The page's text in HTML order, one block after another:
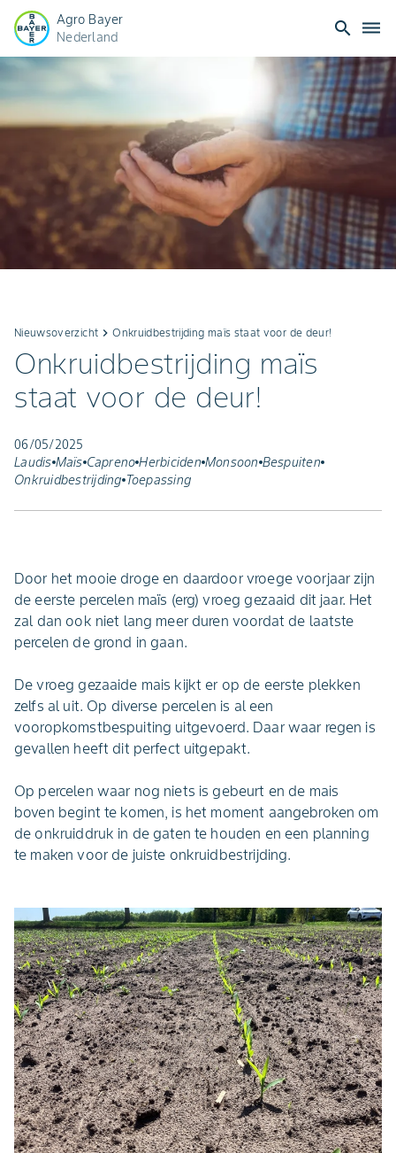
Agro Bayer
Nederland
search dehaze
Nieuwsoverzicht keyboard_arrow_rightOnkruidbestrijding maïs staat voor de deur!
Onkruidbestrijding maïs
staat voor de deur!
06/05/2025
Laudis Maïs Capreno Herbiciden Monsoon Bespuiten
Onkruidbestrijding Toepassing
Door het mooie droge en daardoor vroege voorjaar zijn
de eerste percelen maïs (erg) vroeg gezaaid dit jaar. Het
zal dan ook niet lang meer duren voordat de laatste
percelen de grond in gaan.
De vroeg gezaaide mais kijkt er op de eerste plekken
zelfs al uit. Op diverse percelen is al een
vooropkomstbespuiting uitgevoerd. Daar waar regen is
gevallen heeft dit perfect uitgepakt.
Op percelen waar nog niets is gebeurt en de mais
boven begint te komen, is het moment aangebroken om
de onkruiddruk in de gaten te houden en een planning
te maken voor de juiste onkruidbestrijding.